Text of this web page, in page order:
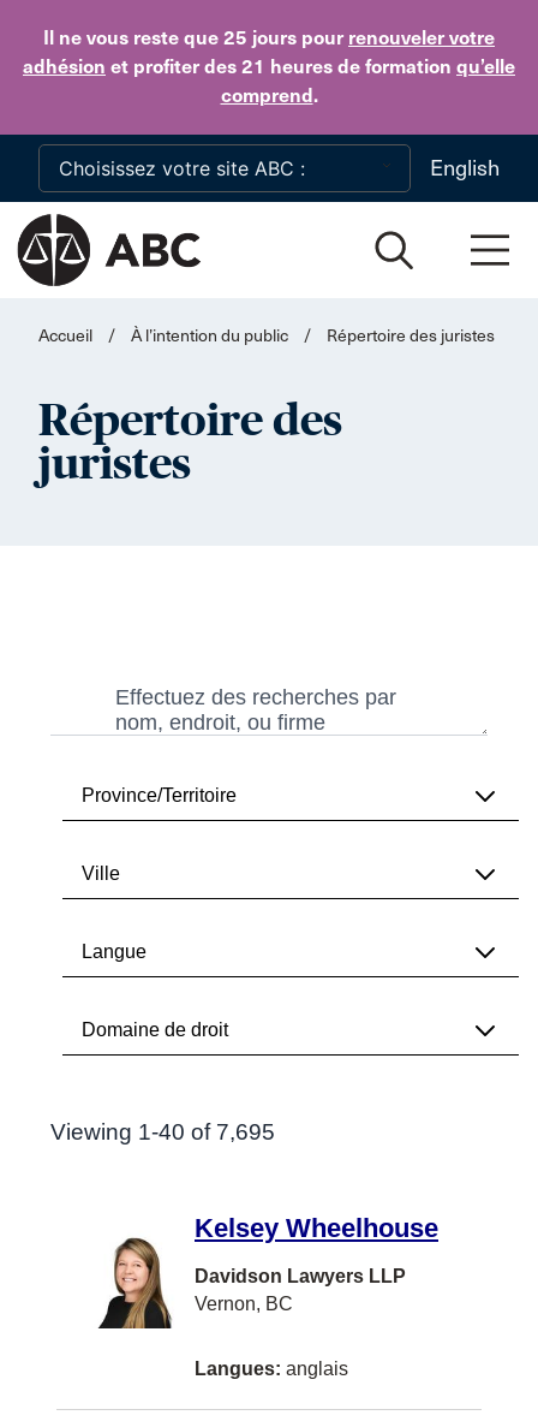
Il ne vous reste que 25 jours pour renouveler votre
adhésion et profiter des 21 heures de formation qu’elle
comprend.
Skip to main content
English
Accueil / À l’intention du public / Répertoire des juristes
Répertoire des
juristes
Province/Territoire
Toutes
Alberta
Île-du-Prince-Édouard
Ontario
Québec
Saskatchewan
Terre-Neuve-et-Labrador
Territoires du Nord-Ouest
Ville
Toutes
Vancouver
Montréal
Ottawa
Surrey
Winnipeg
Kelowna
Langue
Toutes
Français
Espagnol
Hindi
Mandarin
Cantonais
Domaine de droit
Toutes
Arbitrage
Conseillers juridiques d'entreprises
Différends en matière d'honoraires d'avocat
Droit 2ELGBTQI+
Viewing 1-40 of 7,695
Kelsey Wheelhouse
Davidson Lawyers LLP
Vernon, BC
Langues: anglais